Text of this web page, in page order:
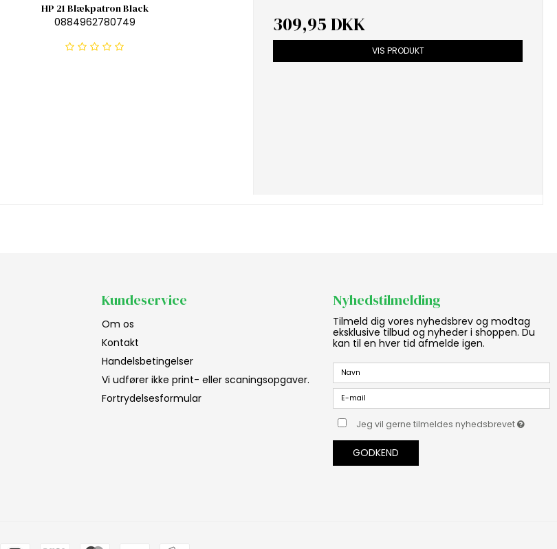
HP 21 Blækpatron Black
0884962780749
309,95 DKK
VIS PRODUKT
Kundeservice
Om os
Kontakt
Handelsbetingelser
Vi udfører ikke print- eller scaningsopgaver.
Fortrydelsesformular
Nyhedstilmelding
Tilmeld dig vores nyhedsbrev og modtag
eksklusive tilbud og nyheder i shoppen. Du
kan til en hver tid afmelde igen.
Jeg vil gerne tilmeldes nyhedsbrevet
GODKEND